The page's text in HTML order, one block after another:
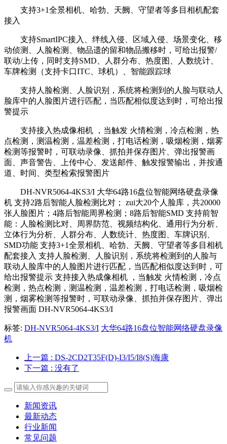
支持3+1全景相机、哈勃、天阙、守望者等多目相机配套
接入
支持SmartIPC接入、绊线入侵、区域入侵、场景变化、移
动侦测、人脸检测、物品遗的留和物品搬移时，可给出报警/
联动/上传，同时支持SMD、人群分布、热度图、人数统计、
车牌检测（支持卡口ITC、球机）、智能跟踪球
支持人脸检测、人脸识别，系统将检测到的人脸与联动人
脸库中的人脸图片进行匹配，当匹配相似度达到时，可给出报
警提示
支持接入热成像相机 ，当触发 火情检测，冷点检测，热
点检测，测温检测，温差检测，打电话检测，吸烟检测，烟雾
检测等报警时，可联动录像、抓拍并保存图片、弹出报警画
面、声音警告、上传中心、发送邮件、触发报警输出，并按通
道、时间、类型检索报警图片
DH-NVR5064-4KS3/I 大华64路16盘位智能网络硬盘录像
机 支持2路后智能人脸检测比对； zui大20个人脸库，共20000
张人脸图片；4路后智能周界检测；8路后智能SMD 支持前智
能：人脸检测比对、周界防范、视频结构化、通用行为分析、
立体行为分析、人群分布、人数统计、热度图、车牌识别、
SMD功能 支持3+1全景相机、哈勃、天阙、守望者等多目相机
配套接入 支持人脸检测、人脸识别，系统将检测到的人脸与
联动人脸库中的人脸图片进行匹配，当匹配相似度达到时，可
给出报警提示 支持接入热成像相机 ，当触发 火情检测，冷点
检测，热点检测，测温检测，温差检测，打电话检测，吸烟检
测，烟雾检测等报警时，可联动录像、抓拍并保存图片、弹出
报警画面 DH-NVR5064-4KS3/I
标签: DH-NVR5064-4KS3/I 大华64路16盘位智能网络硬盘录像
机
上一篇 : DS-2CD2T35F(D)-I3/I5/I8(S)海康
下一篇 : 没有了
新闻资讯
最新动态
行业新闻
常见问题